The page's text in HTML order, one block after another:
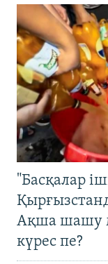
"Басқалар
Ақша шашу
күрес пе?